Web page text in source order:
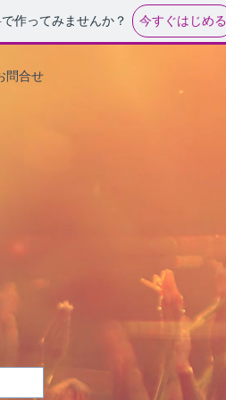
作ってみませんか？ 今すぐはじめる
問合せ